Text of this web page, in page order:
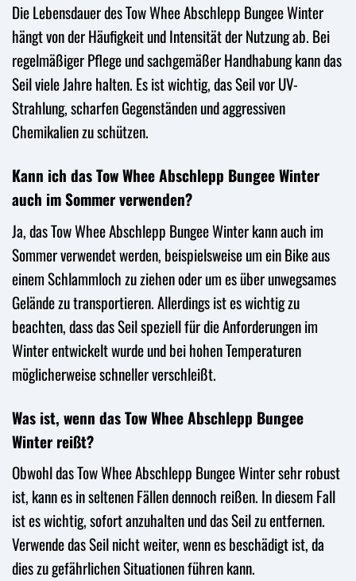
Die Lebensdauer des Tow Whee Abschlepp Bungee Winter
hängt von der Häufigkeit und Intensität der Nutzung ab. Bei
regelmäßiger Pflege und sachgemäßer Handhabung kann das
Seil viele Jahre halten. Es ist wichtig, das Seil vor UV-
Strahlung, scharfen Gegenständen und aggressiven
Chemikalien zu schützen.
Kann ich das Tow Whee Abschlepp Bungee Winter
auch im Sommer verwenden?
Ja, das Tow Whee Abschlepp Bungee Winter kann auch im
Sommer verwendet werden, beispielsweise um ein Bike aus
einem Schlammloch zu ziehen oder um es über unwegsames
Gelände zu transportieren. Allerdings ist es wichtig zu
beachten, dass das Seil speziell für die Anforderungen im
Winter entwickelt wurde und bei hohen Temperaturen
möglicherweise schneller verschleißt.
Was ist, wenn das Tow Whee Abschlepp Bungee
Winter reißt?
Obwohl das Tow Whee Abschlepp Bungee Winter sehr robust
ist, kann es in seltenen Fällen dennoch reißen. In diesem Fall
ist es wichtig, sofort anzuhalten und das Seil zu entfernen.
Verwende das Seil nicht weiter, wenn es beschädigt ist, da
dies zu gefährlichen Situationen führen kann.